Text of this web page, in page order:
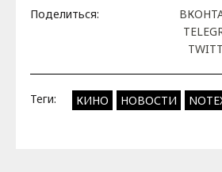
Поделиться:
Теги: КИНО НОВОСТИ